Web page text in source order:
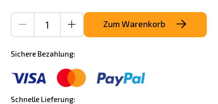
Zum Warenkorb
Sichere Bezahlung:
Schnelle Lieferung: